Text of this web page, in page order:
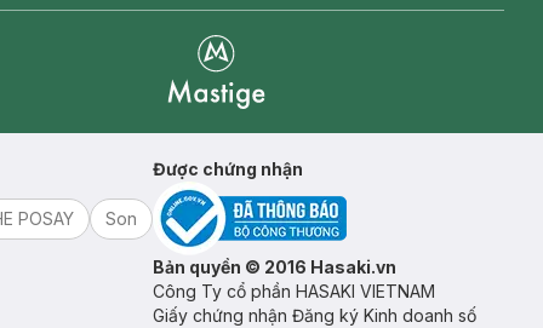
POSAY
Son
Được chứng nhận
Bản quyền © 2016 Hasaki.vn
Công Ty cổ phần HASAKI VIETNAM
Giấy chứng nhận Đăng ký Kinh doanh số